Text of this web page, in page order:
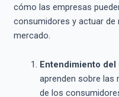
cómo las empresas
consumidores y actuar de
mercado.
Entendimiento del
aprenden sobre
de los